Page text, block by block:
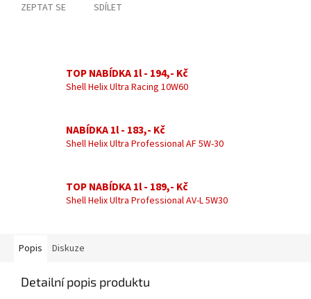
ZEPTAT SE SDÍLET
TOP NABÍDKA 1l - 194,- Kč
Shell Helix Ultra Racing 10W60
NABÍDKA 1l - 183,- Kč
Shell Helix Ultra Professional AF 5W-30
TOP NABÍDKA 1l - 189,- Kč
Shell Helix Ultra Professional AV-L 5W30
Popis Diskuze
Detailní popis produktu